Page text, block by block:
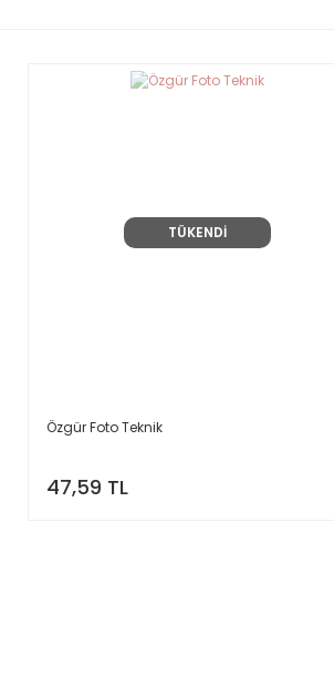
TÜKENDİ
Özgür Foto Teknik
47,59 TL